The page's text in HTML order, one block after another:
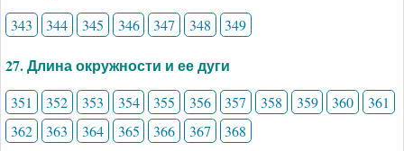
343 344 345 346 347 348 349
27. Длина окружности и ее дуги
351 352 353 354 355 356 357 358 359 360
361
362
363 364 365 366 367 368